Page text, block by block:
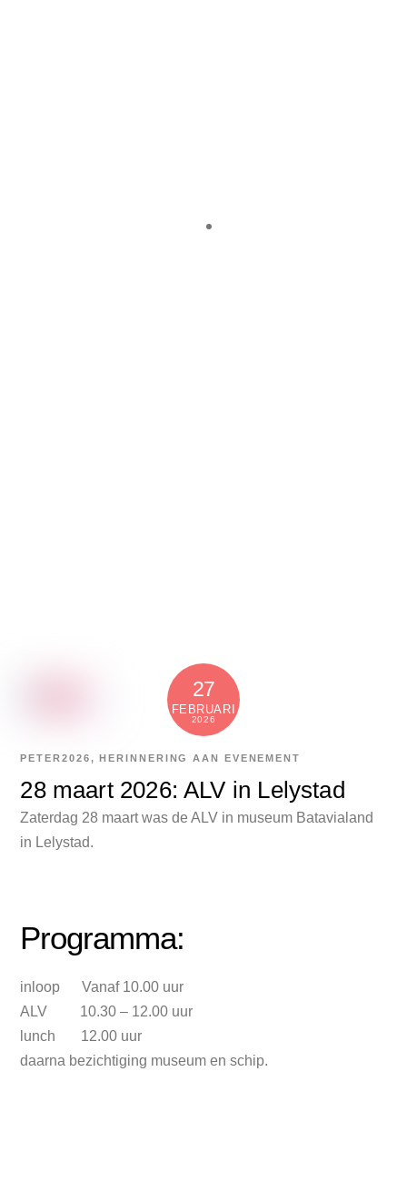
27
FEBRUARI
2026
28 maart 2026: ALV in Lelystad
PETER2026,HERINNERING AAN EVENEMENT
Zaterdag 28 maart was de ALV in museum Batavialand
in Lelystad.
Programma:
inloop Vanaf 10.00 uur
ALV 10.30 – 12.00 uur
lunch 12.00 uur
daarna bezichtiging museum en schip.